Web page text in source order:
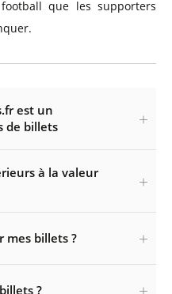
que les supporters
est un
de billets
à la valeur
mes billets ?
?